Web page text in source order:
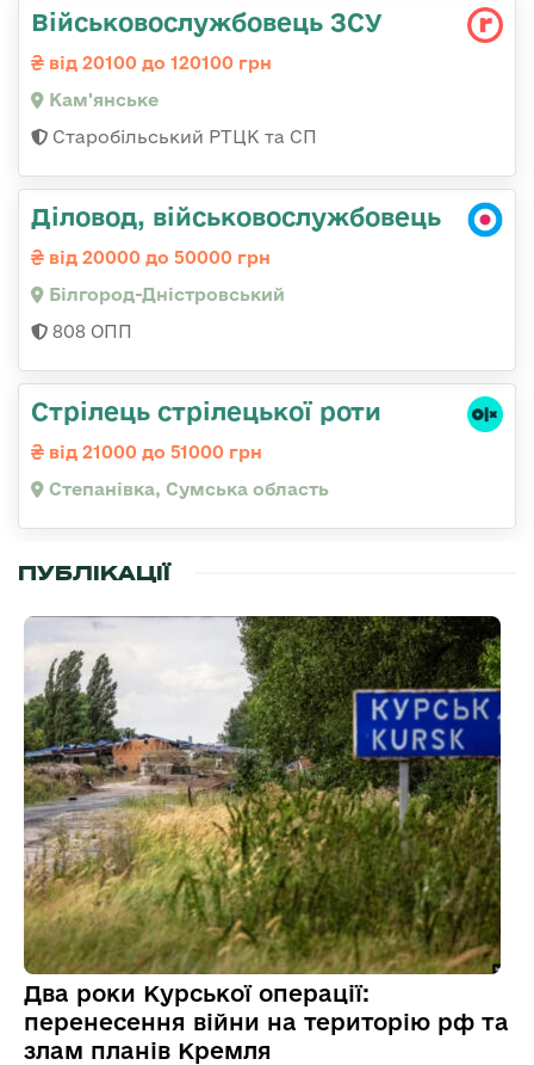
Військовослужбовець ЗСУ
від 20100 до 120100 грн
Кам'янське
Старобільський РТЦК та СП
Діловод, військовослужбовець
від 20000 до 50000 грн
Білгород-Дністровський
808 ОПП
Стрілець стрілецької роти
від 21000 до 51000 грн
Степанівка, Сумська область
ПУБЛІКАЦІЇ
Два роки Курської операції:
перенесення війни на територію рф та
злам планів Кремля